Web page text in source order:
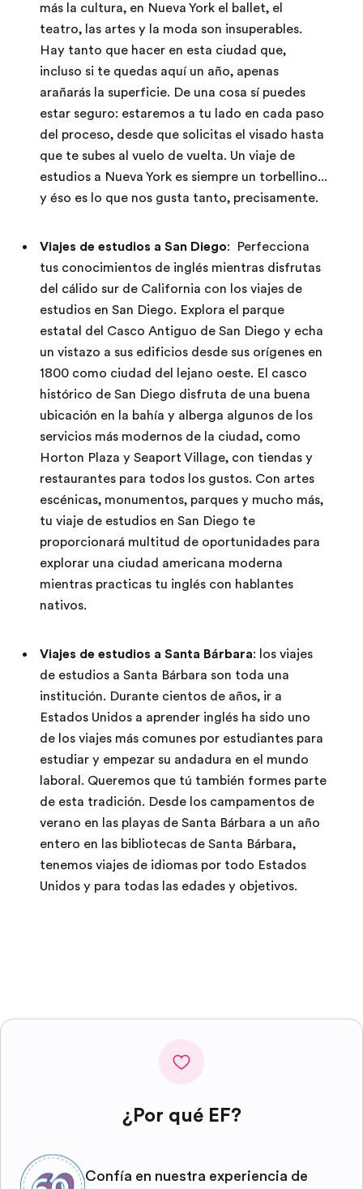
más la cultura, en Nueva York el ballet, el
teatro, las artes y la moda son insuperables.
Hay tanto que hacer en esta ciudad que,
incluso si te quedas aquí un año, apenas
arañarás la superficie. De una cosa sí puedes
estar seguro: estaremos a tu lado en cada paso
del proceso, desde que solicitas el visado hasta
que te subes al vuelo de vuelta. Un viaje de
estudios a Nueva York es siempre un torbellino...
y éso es lo que nos gusta tanto, precisamente.
Viajes de estudios a San Diego: Perfecciona
tus conocimientos de inglés mientras disfrutas
del cálido sur de California con los viajes de
estudios en San Diego. Explora el parque
estatal del Casco Antiguo de San Diego y echa
un vistazo a sus edificios desde sus orígenes en
1800 como ciudad del lejano oeste. El casco
histórico de San Diego disfruta de una buena
ubicación en la bahía y alberga algunos de los
servicios más modernos de la ciudad, como
Horton Plaza y Seaport Village, con tiendas y
restaurantes para todos los gustos. Con artes
escénicas, monumentos, parques y mucho más,
tu viaje de estudios en San Diego te
proporcionará multitud de oportunidades para
explorar una ciudad americana moderna
mientras practicas tu inglés con hablantes
nativos.
Viajes de estudios a Santa Bárbara: los viajes
de estudios a Santa Bárbara son toda una
institución. Durante cientos de años, ir a
Estados Unidos a aprender inglés ha sido uno
de los viajes más comunes por estudiantes para
estudiar y empezar su andadura en el mundo
laboral. Queremos que tú también formes parte
de esta tradición. Desde los campamentos de
verano en las playas de Santa Bárbara a un año
entero en las bibliotecas de Santa Bárbara,
tenemos viajes de idiomas por todo Estados
Unidos y para todas las edades y objetivos.
¿Por qué EF?
Confía en nuestra experiencia de